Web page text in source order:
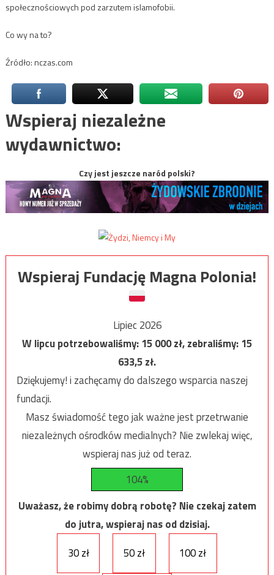
społecznościowych pod zarzutem islamofobii.
Co wy na to?
Źródło: nczas.com
Wspieraj niezależne
wydawnictwo:
Czy jest jeszcze naród polski?
Wspieraj Fundację Magna Polonia!
Lipiec 2026
W lipcu potrzebowaliśmy:15 000zł, zebraliśmy:15
633,5zł.
Dziękujemy! i zachęcamy do dalszego wsparcia naszej
fundacji.
Masz świadomość tego jak ważne jest przetrwanie
niezależnych ośrodków medialnych? Nie zwlekaj więc,
wspieraj nas już od teraz.
104%
Uważasz, że robimy dobrą robotę? Nie czekaj zatem
do jutra, wspieraj nas od dzisiaj.
30 zł
50 zł 100 zł